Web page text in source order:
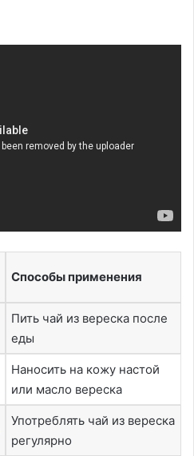
Способы применения
Пить чай из вереска после
еды
Наносить на кожу настой
или масло вереска
Употреблять чай из вереска
регулярно